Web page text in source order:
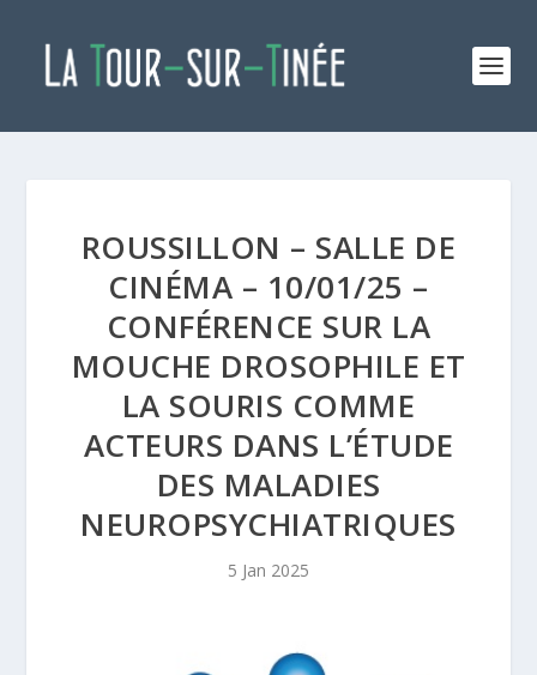
ROUSSILLON – SALLE DE
CINÉMA – 10/01/25 –
CONFÉRENCE SUR LA
MOUCHE DROSOPHILE ET
LA SOURIS COMME
ACTEURS DANS L’ÉTUDE
DES MALADIES
NEUROPSYCHIATRIQUES
5 Jan 2025